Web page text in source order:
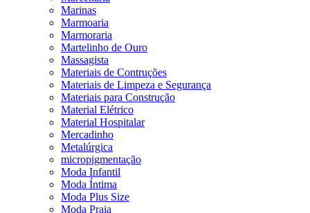
Marinas
Marmoaria
Marmoraria
Martelinho de Ouro
Massagista
Materiais de Contruções
Materiais de Limpeza e Segurança
Materiais para Construção
Material Elétrico
Material Hospitalar
Mercadinho
Metalúrgica
micropigmentação
Moda Infantil
Moda Íntima
Moda Plus Size
Moda Praia